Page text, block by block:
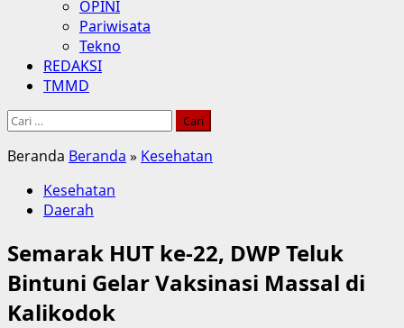
OPINI
Pariwisata
Tekno
REDAKSI
TMMD
Cari
Beranda Beranda » Kesehatan
Kesehatan
Daerah
Semarak HUT ke-22, DWP Teluk
Bintuni Gelar Vaksinasi Massal di
Kalikodok